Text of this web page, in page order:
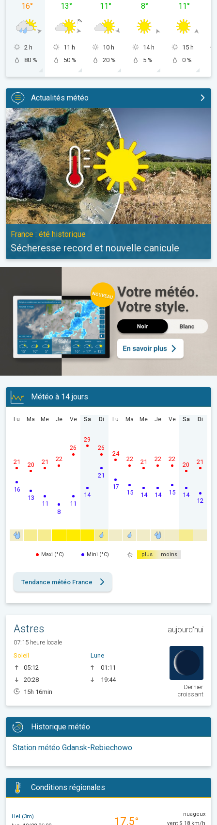
16°
2 h
80 %
13°
11 h
50 %
11°
10 h
20 %
8°
14 h
5 %
11°
15 h
0 %
Actualités météo
Sécheresse record et nouvelle canicule. France : été
France : été historique
Sécheresse record et nouvelle canicule
Météo à 14 jours
Lu
16
21
Ma
13
20
Me
11
21
Je
8
22
Ve
11
26
Sa
14
29
Di
21
26
Lu
17
24
Ma
15
22
Me
14
21
Je
14
22
Ve
15
22
Sa
14
20
Di
12
21
Maxi (°C) Mini (°C) plus moins
Tendance météo France
Astres aujourd'hui
07:15 heure locale
Soleil
05:12
20:28
15h 16min
Lune
01:11
19:44
Dernier
croissant
Historique météo
Station météo Gdansk-Rebiechowo
Conditions régionales
Hel (3m)
17.5°
nuageux
vent S 18 km/h